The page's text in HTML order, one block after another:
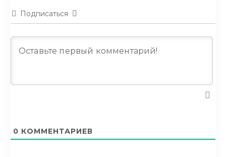
Подписаться
0 КОММЕНТАРИЕВ